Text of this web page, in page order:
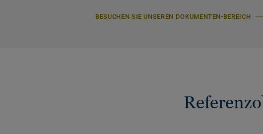
BESUCHEN SIE UNSEREN DOKUMENTEN-BEREICH